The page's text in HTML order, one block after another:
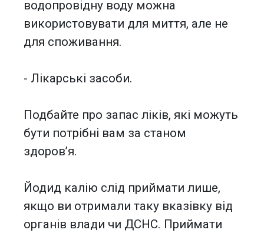
водопровідну воду можна
використовувати для миття, але не
для споживання.
- Лікарські засоби.
Подбайте про запас ліків, які можуть
бути потрібні вам за станом
здоров’я.
Йодид калію слід приймати лише,
якщо ви отримали таку вказівку від
органів влади чи ДСНС. Приймати